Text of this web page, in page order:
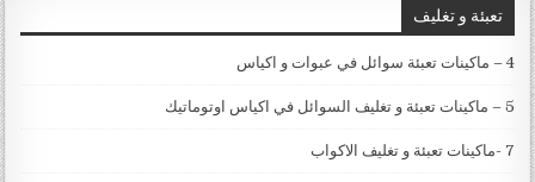
تعبئة و تغليف
4 – ماكينات تعبئة سوائل في عبوات و اكياس
5 – ماكينات تعبئة و تغليف السوائل في اكياس اوتوماتيك
7 -ماكينات تعبئة و تغليف الاكواب